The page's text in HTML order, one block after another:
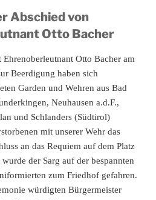
Abschied von
Otto Bacher
Otto Bacher am
Beerdigung haben sich
Garden und Wehren aus Bad
Neuhausen a.d.F.,
und Schlanders (Südtirol)
mit unserer Wehr das
an das Requiem auf dem Platz
der Sarg auf der bespannten
zum Friedhof gefahren.
würdigten Bürgermeister